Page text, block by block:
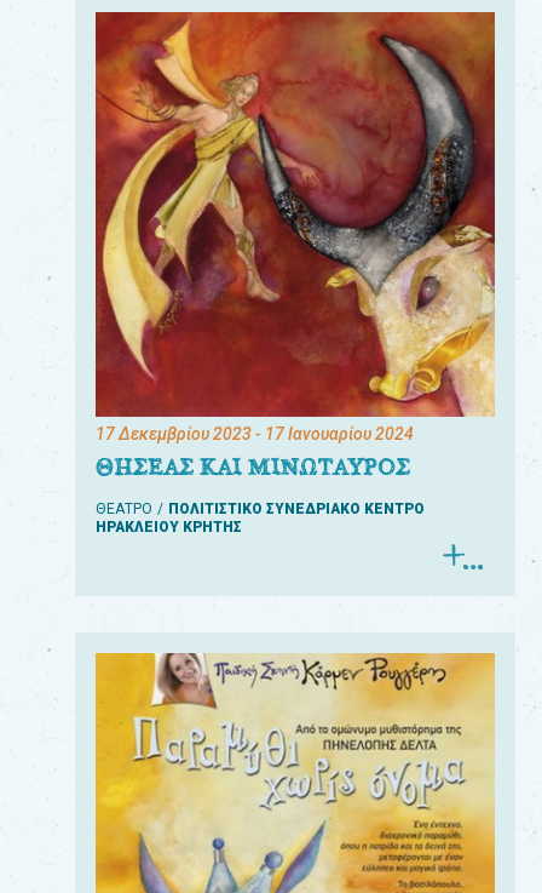
17 Δεκεμβρίου 2023- 17 Ιανουαρίου 2024
ΘΗΣΕΑΣ ΚΑΙ ΜΙΝΩΤΑΥΡΟΣ
ΘΕΑΤΡΟ
ΠΟΛΙΤΙΣΤΙΚΟ ΣΥΝΕΔΡΙΑΚΟ ΚΕΝΤΡΟ
ΗΡΑΚΛΕΙΟΥ ΚΡΗΤΗΣ